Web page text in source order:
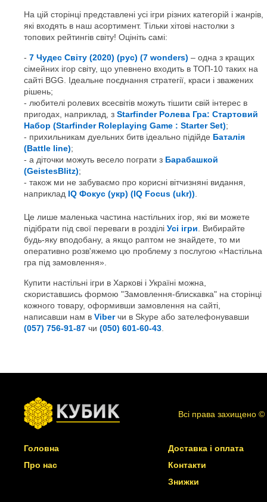
На цій сторінці представлені усі ігри різних категорій і жанрів,
які входять в наш асортимент. Тільки хітові настолки з
топових рейтингів світу! Оцініть самі:
7 Чудес Світу (2020) (рус) (7 wonders) – одна з кращих
сімейних ігор світу, що упевнено входить в ТОП-10 таких на
сайті BGG. Ідеальне поєднання стратегії, краси і зважених
рішень;
любителі ролевих всесвітів можуть тішити свій інтерес в
пригодах, наприклад, з Starfinder Ролева Гра: Стартовий
Набор (Starfinder Roleplaying Game : Starter Set);
прихильникам дуельних битв ідеально підійде Баталія
(Battle line);
а діточки можуть весело пограти з Барабашкой
(GeistesBlitz);
також ми не забуваємо про корисні вітчизняні видання,
наприклад IQ Фокус (укр) (IQ Focus (ukr)).
Це лише маленька частина настільних ігор, які ви можете
підібрати під свої переваги в розділі Усі ігри. Вибирайте
будь-яку вподобану, а якщо раптом не знайдете, то ми
оперативно розв'яжемо цю проблему з послугою «Настільна
гра під замовлення».
Купити настільні ігри в Харкові і Україні можна,
скориставшись формою "Замовлення-блискавка" на сторінці
кожного товару, оформивши замовлення на сайті,
написавши нам в Viberчи в Skype або зателефонувавши
(057) 756-91-87 чи (050) 601-60-43.
Всі права захищено ©
Головна
Про нас
Доставка і оплата
Контакти
Знижки